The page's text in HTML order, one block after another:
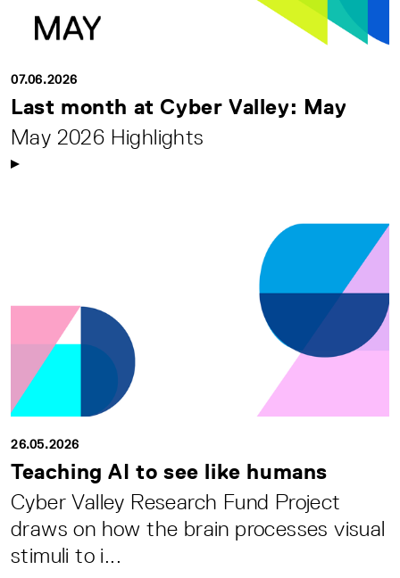
07.06.2026
Last month at Cyber Valley: May
May 2026 Highlights
26.05.2026
Teaching AI to see like humans
Cyber Valley Research Fund Project
draws on how the brain processes visual
stimuli to i...